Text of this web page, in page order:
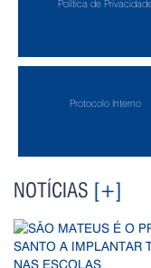
Política de
Protocolo Interno
NOTÍCIAS [+]